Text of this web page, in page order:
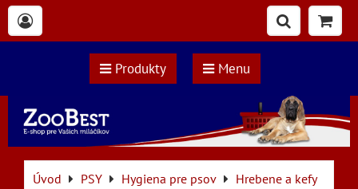
Produkty Menu
Úvod PSY Hygiena pre psov
Hrebene a kefy